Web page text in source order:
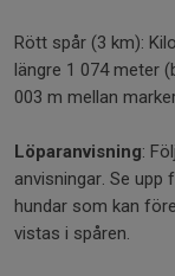
Rött spår (3 km):
längre 1 074 meter
003 m mellan
Löparanvisning:
anvisningar. Se upp
hundar som kan
vistas i spåren.